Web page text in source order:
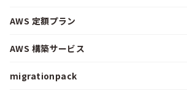
AWS 定額プラン
AWS 構築サービス
migrationpack